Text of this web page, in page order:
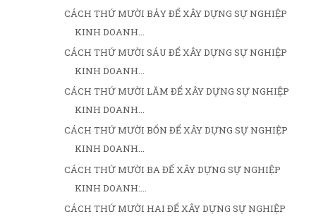
CÁCH THỨ MƯỜI BẢY ĐỂ XÂY DỰNG SỰ NGHIỆP
KINH DOANH...
CÁCH THỨ MƯỜI SÁU ĐỂ XÂY DỰNG SỰ NGHIỆP
KINH DOANH...
CÁCH THỨ MƯỜI LĂM ĐỂ XÂY DỰNG SỰ NGHIỆP
KINH DOANH...
CÁCH THỨ MƯỜI BỐN ĐỂ XÂY DỰNG SỰ NGHIỆP
KINH DOANH...
CÁCH THỨ MƯỜI BA ĐỂ XÂY DỰNG SỰ NGHIỆP
KINH DOANH:...
CÁCH THỨ MƯỜI HAI ĐỂ XÂY DỰNG SỰ NGHIỆP